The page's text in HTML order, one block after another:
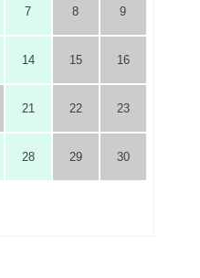
7 8 9
14 15 16
21 22 23
28 29 30